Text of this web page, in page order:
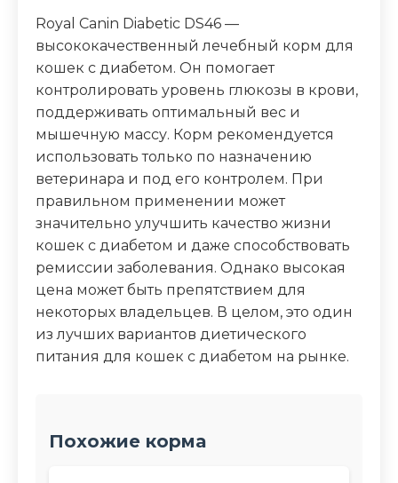
Royal Canin Diabetic DS46 —
высококачественный лечебный корм для
кошек с диабетом. Он помогает
контролировать уровень глюкозы в крови,
поддерживать оптимальный вес и
мышечную массу. Корм рекомендуется
использовать только по назначению
ветеринара и под его контролем. При
правильном применении может
значительно улучшить качество жизни
кошек с диабетом и даже способствовать
ремиссии заболевания. Однако высокая
цена может быть препятствием для
некоторых владельцев. В целом, это один
из лучших вариантов диетического
питания для кошек с диабетом на рынке.
Похожие корма